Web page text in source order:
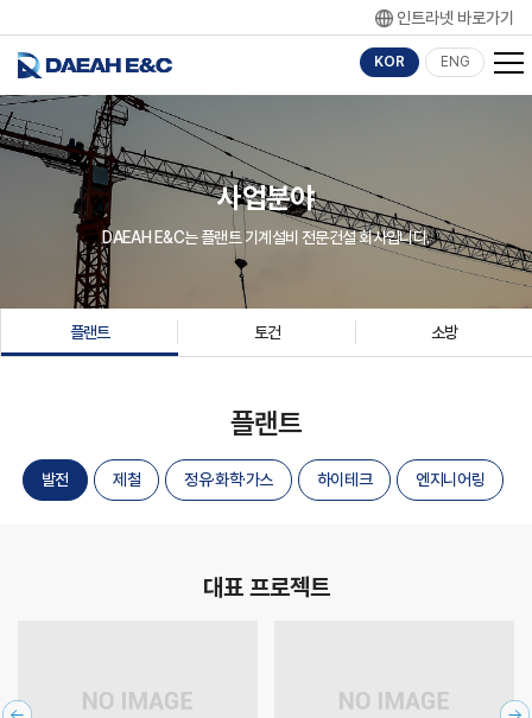
인트라넷 바로가기
KOR ENG
사업분야
DAEAH E&C는 플랜트 기계설비 전문건설 회사입니다.
플랜트 토건 소방
플랜트
발전 제철 정유·화학·가스 하이테크 엔지니어링
대표 프로젝트